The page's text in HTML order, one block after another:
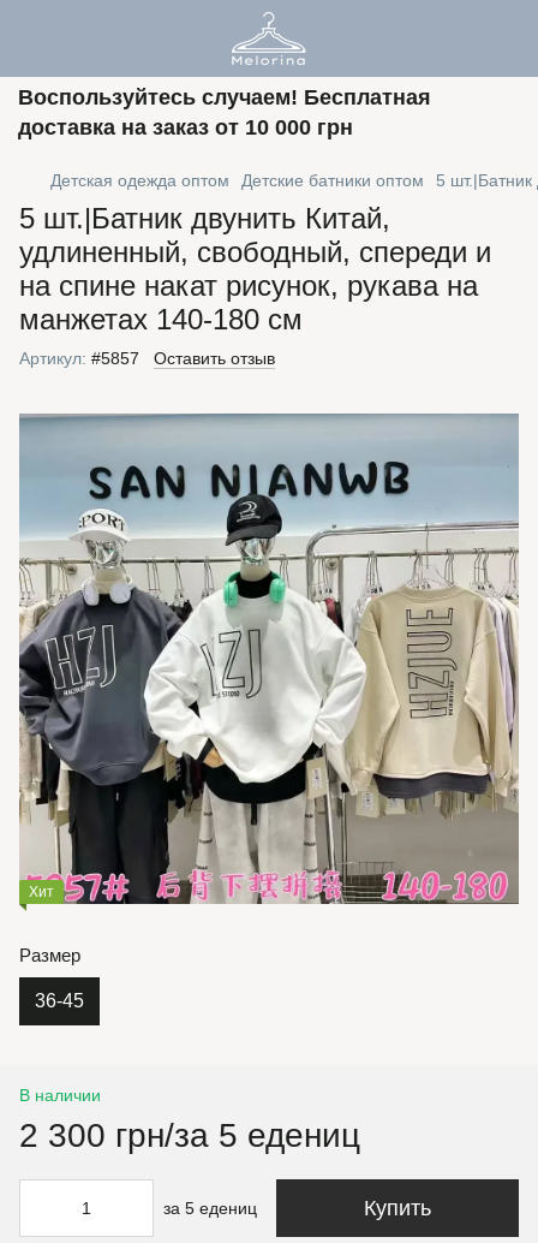
Воспользуйтесь случаем! Бесплатная
доставка на заказ от 10 000 грн
Детская одежда оптом Детские батники оптом 5
5 шт.|Батник двунить Китай,
удлиненный, свободный, спереди и
на спине накат рисунок, рукава на
манжетах 140-180 см
Артикул: #5857 Оставить отзыв
Хит
Размер
36-45
В наличии
2 300 грн/за 5 едениц
за 5 едениц Купить